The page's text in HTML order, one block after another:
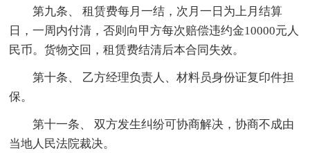
第九条、 租赁费每月一结，次月一日为上月结算
日，一周内付清，否则向甲方每次赔偿违约金10000元人
民币。货物交回，租赁费结清后本合同失效。
第十条、 乙方经理负责人、材料员身份证复印件担
保。
第十一条、 双方发生纠纷可协商解决，协商不成由
当地人民法院裁决。